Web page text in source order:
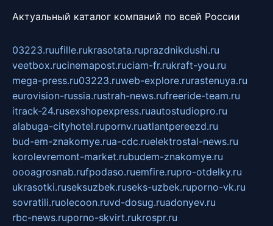
Актуальный каталог компаний по всей России
03223.ruufille.rukrasotata.ruprazdnikdushi.ru
veetbox.rucinemapost.ruciam-fr.rukraft-you.ru
mega-press.ru03223.ruweb-explore.rurastenuya.ru
eurovision-russia.rustrah-news.rufreeride-team.ru
itrack-24.rusexshopexpress.ruautostudiopro.ru
alabuga-cityhotel.rupornv.ruatlantpereezd.ru
bud-em-znakomye.rua-cdc.ruelektrostal-news.ru
korolevremont-market.rubudem-znakomye.ru
oooagrosnab.rufpodaso.ruemfire.rupro-otdelky.ru
ukrasotki.ruseksuzbek.ruseks-uzbek.ruporno-vk.ru
sovratili.ruolecoon.ruvd-dosug.ruadonyev.ru
rbc-news.ruporno-skvirt.rukrospr.ru